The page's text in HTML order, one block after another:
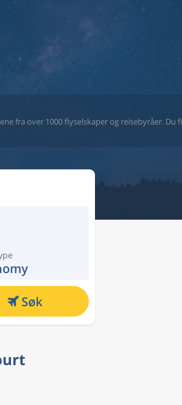
fra over 1000 flyselskaper og reisebyråer. Du
Søk